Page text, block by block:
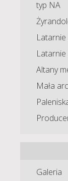
typ NA
Latarnie
Altany
Mała
Galeria